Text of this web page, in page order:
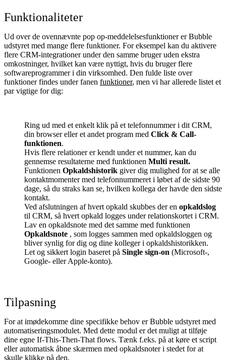
Funktionaliteter
Ud over de ovennævnte pop op-meddelelsesfunktioner er Bubble
udstyret med mange flere funktioner. For eksempel kan du aktivere
flere CRM-integrationer under den samme bruger uden ekstra
omkostninger, hvilket kan være nyttigt, hvis du bruger flere
softwareprogrammer i din virksomhed. Den fulde liste over
funktioner findes under fanen funktioner, men vi har allerede listet et
par vigtige for dig:
Ring ud med et enkelt klik på et telefonnummer i dit CRM,
din browser eller et andet program med Click & Call-
funktionen.
Hvis flere relationer er kendt under et nummer, kan du
gennemse resultaterne med funktionen Multi result.
Funktionen Opkaldshistorik giver dig mulighed for at se alle
kontaktmomenter med telefonnummeret i løbet af de sidste 90
dage, så du straks kan se, hvilken kollega der havde den sidste
kontakt.
Ved afslutningen af hvert opkald skubbes der en opkaldslog
til CRM, så hvert opkald logges under relationskortet i CRM.
Lav en opkaldsnote med det samme med funktionen
Opkaldsnote , som logges sammen med opkaldsloggen og
bliver synlig for dig og dine kolleger i opkaldshistorikken.
Let og sikkert login baseret på Single sign-on (Microsoft-,
Google- eller Apple-konto).
Tilpasning
For at imødekomme dine specifikke behov er Bubble udstyret med
automatiseringsmodulet. Med dette modul er det muligt at tilføje
dine egne If-This-Then-That flows. Tænk f.eks. på at køre et script
eller automatisk åbne skærmen med opkaldsnoter i stedet for at
skulle klikke på den.